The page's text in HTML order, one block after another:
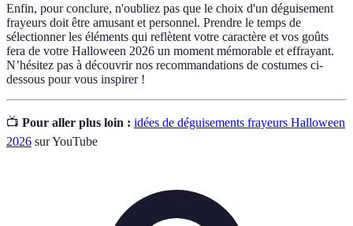
Enfin, pour conclure, n'oubliez pas que le choix d'un déguisement
frayeurs doit être amusant et personnel. Prendre le temps de
sélectionner les éléments qui reflètent votre caractère et vos goûts
fera de votre Halloween 2026 un moment mémorable et effrayant.
N’hésitez pas à découvrir nos recommandations de costumes ci-
dessous pour vous inspirer !
📺 Pour aller plus loin : idées de déguisements frayeurs Halloween
2026 sur YouTube